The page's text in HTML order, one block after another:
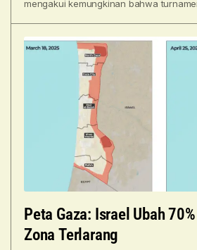
mengakui kemungkinan bahwa
Peta Gaza: Israel Ubah
Zona Terlarang